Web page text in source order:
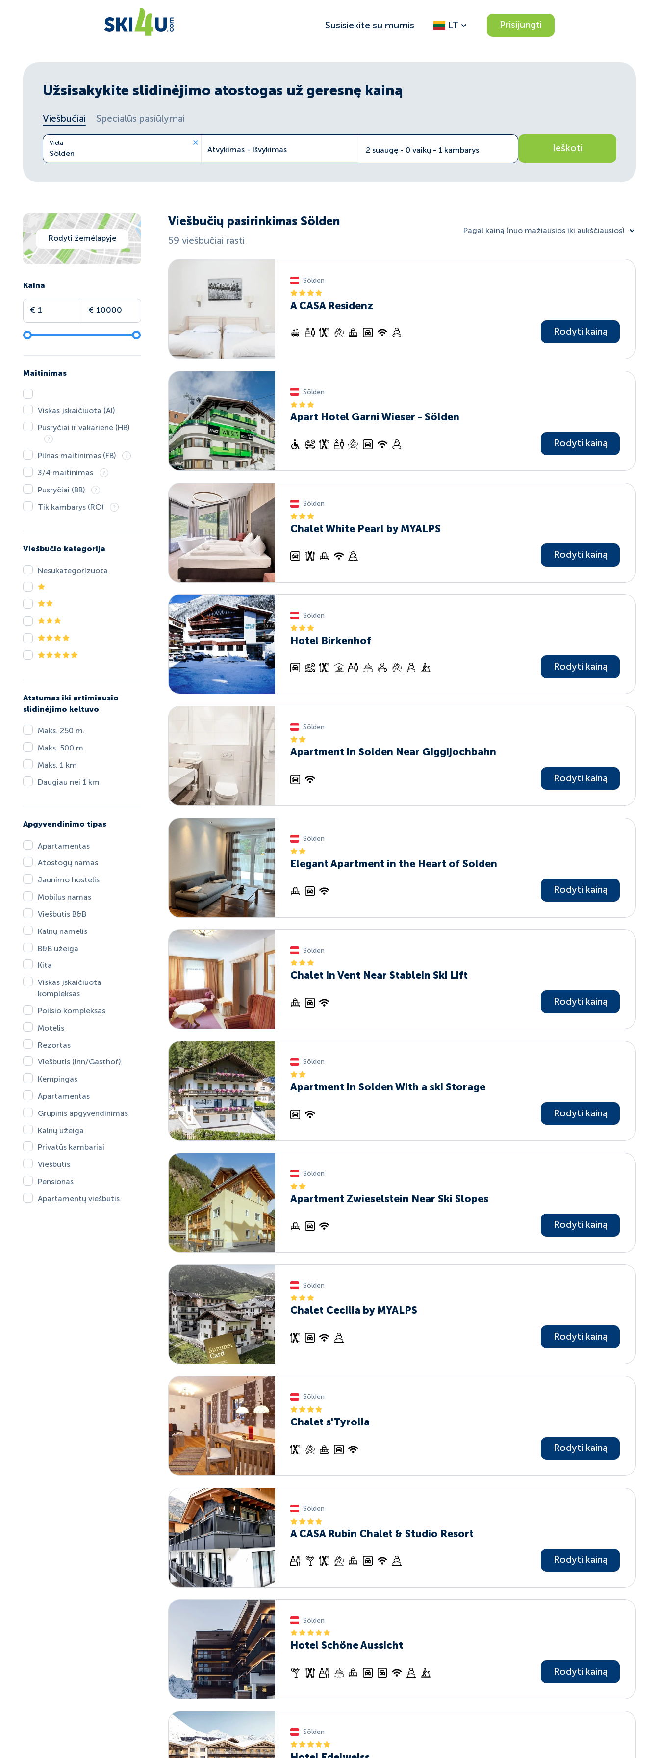
Susisiekite su mumis LT Prisijungti
Užsisakykite slidinėjimo atostogas už geresnę kainą
Viešbučiai Specialūs pasiūlymai
Vieta
Atvykimas - Išvykimas 2 suaugę - 0 vaikų - 1 kambarys Ieškoti
Rodyti žemėlapyje
Kaina
Maitinimas
Viskas įskaičiuota (AI)
Pusryčiai ir vakarienė (HB)
Pilnas maitinimas (FB)
3/4 maitinimas
Pusryčiai (BB)
Tik kambarys (RO)
Viešbučio kategorija
Nesukategorizuota
Atstumas iki artimiausio
slidinėjimo keltuvo
Maks. 250 m.
Maks. 500 m.
Maks. 1 km
Daugiau nei 1 km
Apgyvendinimo tipas
Apartamentas
Atostogų namas
Jaunimo hostelis
Mobilus namas
Viešbutis B&B
Kalnų namelis
B&B užeiga
Kita
Viskas įskaičiuota
kompleksas
Poilsio kompleksas
Motelis
Rezortas
Viešbutis (Inn/Gasthof)
Kempingas
Apartamentas
Grupinis apgyvendinimas
Kalnų užeiga
Privatūs kambariai
Viešbutis
Pensionas
Apartamentų viešbutis
Viešbučių pasirinkimas Sölden
59 viešbučiai rasti
Pagal kainą (nuo mažiausios iki aukščiausios)
Sölden
A CASA Residenz
Rodyti kainą
Sölden
Apart Hotel Garni Wieser - Sölden
Rodyti kainą
Sölden
Chalet White Pearl by MYALPS
Rodyti kainą
Sölden
Hotel Birkenhof
Rodyti kainą
Sölden
Apartment in Solden Near Giggijochbahn
Rodyti kainą
Sölden
Elegant Apartment in the Heart of Solden
Rodyti kainą
Sölden
Chalet in Vent Near Stablein Ski Lift
Rodyti kainą
Sölden
Apartment in Solden With a ski Storage
Rodyti kainą
Sölden
Apartment Zwieselstein Near Ski Slopes
Rodyti kainą
Sölden
Chalet Cecilia by MYALPS
Rodyti kainą
Sölden
Chalet s'Tyrolia
Rodyti kainą
Sölden
A CASA Rubin Chalet & Studio Resort
Rodyti kainą
Sölden
Hotel Schöne Aussicht
Rodyti kainą
Sölden